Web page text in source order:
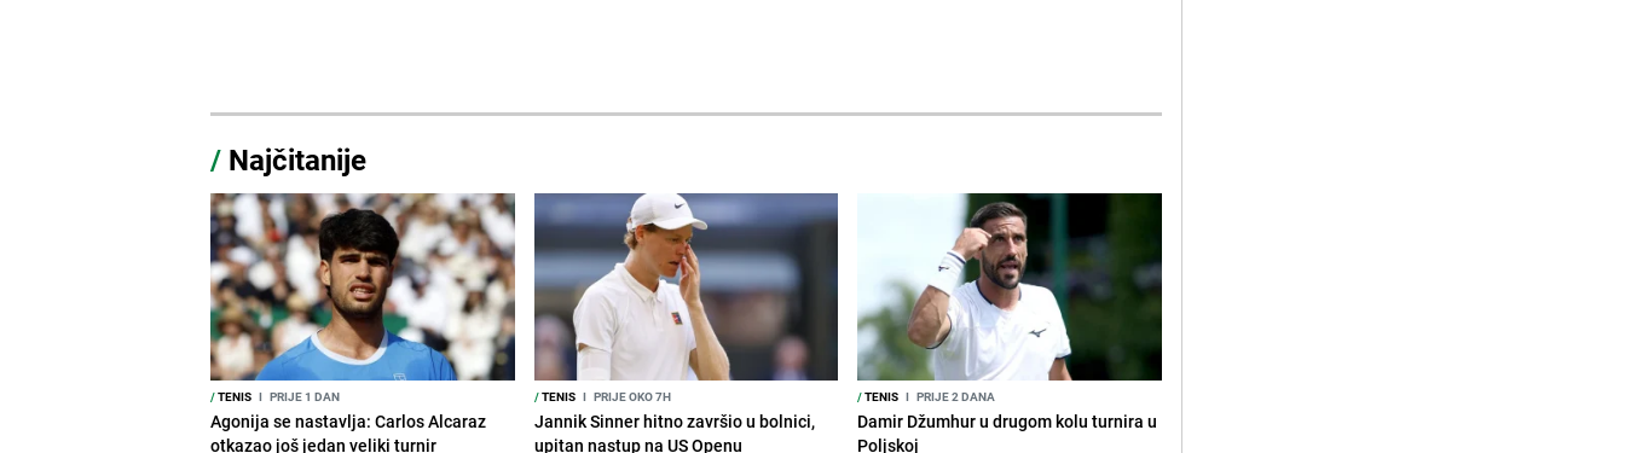
/ Najčitanije
/TENIS I PRIJE 1 DAN
Agonija se nastavlja: Carlos Alcaraz
otkazao još jedan veliki turnir
/TENIS I PRIJE OKO 7H
Jannik Sinner hitno završio u bolnici,
upitan nastup na US Openu
/TENIS I PRIJE 2 DANA
Damir Džumhur u drugom kolu turnira u
Poljskoj